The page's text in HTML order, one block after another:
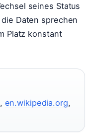
seines Status
Daten sprechen
Platz konstant
, en.wikipedia.org,